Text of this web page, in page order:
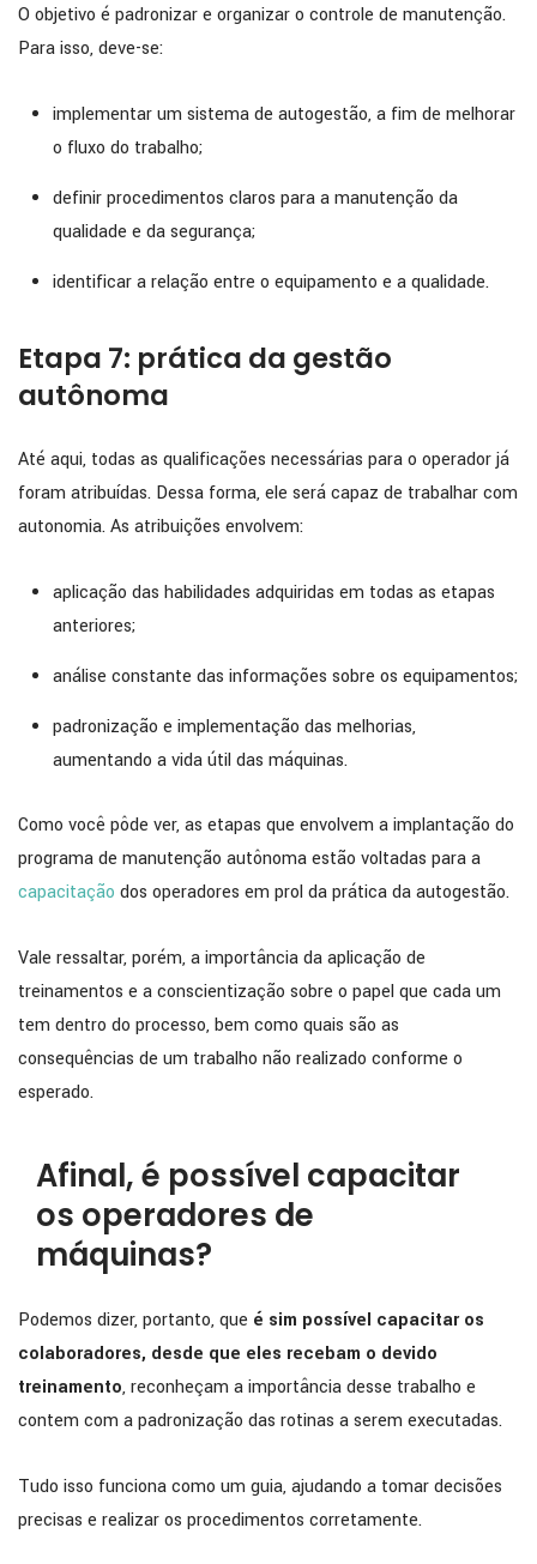
O objetivo é padronizar e organizar o controle de manutenção.
Para isso, deve-se:
implementar um sistema de autogestão, a fim de melhorar
o fluxo do trabalho;
definir procedimentos claros para a manutenção da
qualidade e da segurança;
identificar a relação entre o equipamento e a qualidade.
Etapa 7: prática da gestão
autônoma
Até aqui, todas as qualificações necessárias para o operador já
foram atribuídas. Dessa forma, ele será capaz de trabalhar com
autonomia. As atribuições envolvem:
aplicação das habilidades adquiridas em todas as etapas
anteriores;
análise constante das informações sobre os equipamentos;
padronização e implementação das melhorias,
aumentando a vida útil das máquinas.
Como você pôde ver, as etapas que envolvem a implantação do
programa de manutenção autônoma estão voltadas para a
capacitação dos operadores em prol da prática da autogestão.
Vale ressaltar, porém, a importância da aplicação de
treinamentos e a conscientização sobre o papel que cada um
tem dentro do processo, bem como quais são as
consequências de um trabalho não realizado conforme o
esperado.
Afinal, é possível capacitar
os operadores de
máquinas?
Podemos dizer, portanto, que é sim possível capacitar os
colaboradores, desde que eles recebam o devido
treinamento, reconheçam a importância desse trabalho e
contem com a padronização das rotinas a serem executadas.
Tudo isso funciona como um guia, ajudando a tomar decisões
precisas e realizar os procedimentos corretamente.